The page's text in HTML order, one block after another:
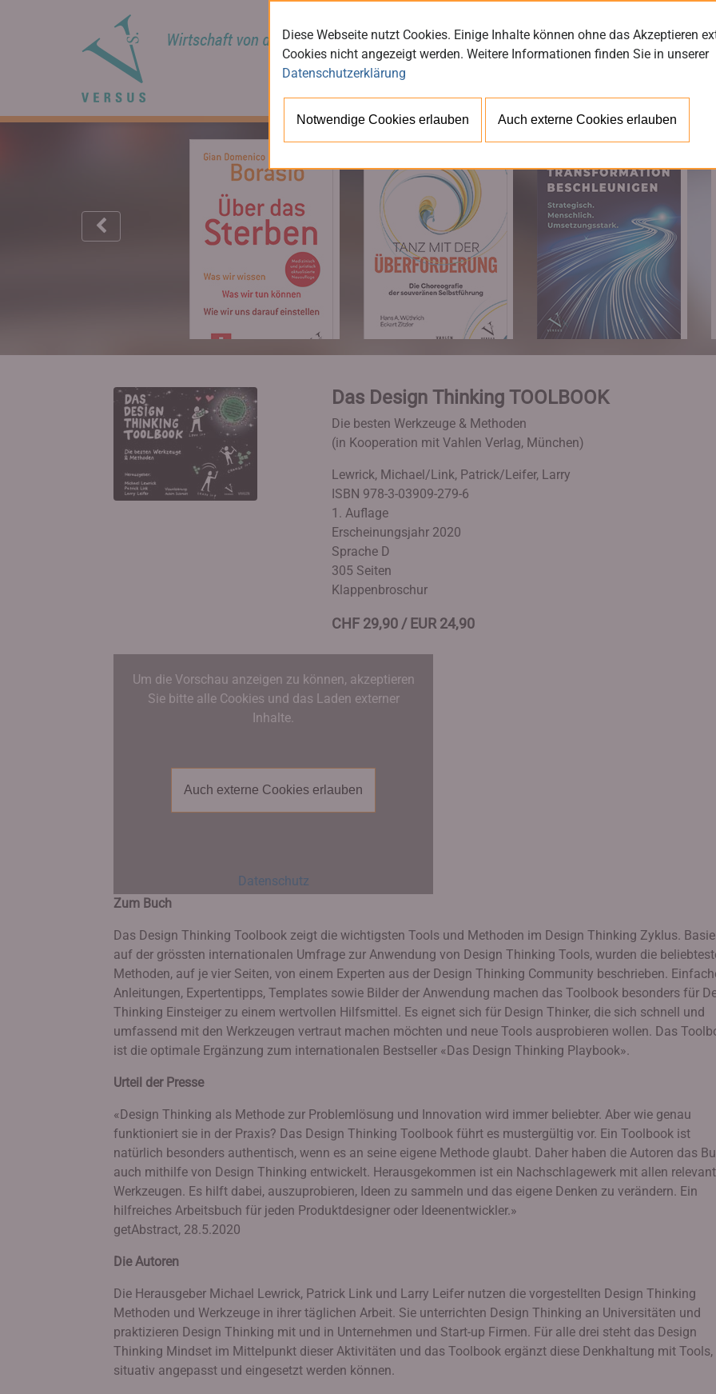
Das Design Thinking TOOLBOOK
Die besten Werkzeuge & Methoden
(in Kooperation mit Vahlen Verlag, München)
Lewrick, Michael/Link, Patrick/Leifer, Larry
ISBN 978-3-03909-279-6
1. Auflage
Erscheinungsjahr 2020
Sprache D
305 Seiten
Klappenbroschur
CHF 29,90 / EUR 24,90
Um die Vorschau anzeigen zu können, akzeptieren
Sie bitte alle Cookies und das Laden externer
Inhalte.
Auch externe Cookies erlauben
Datenschutz
Zum Buch
Das Design Thinking Toolbook zeigt die wichtigsten Tools und Methoden im Design Thinking Zyklus.
auf der grössten internationalen Umfrage zur Anwendung von Design Thinking Tools, wurden die
Methoden, auf je vier Seiten, von einem Experten aus der Design Thinking Community beschrieben.
Anleitungen, Expertentipps, Templates sowie Bilder der Anwendung machen das Toolbook besonders für
Thinking Einsteiger zu einem wertvollen Hilfsmittel. Es eignet sich für Design Thinker, die sich schnell und
umfassend mit den Werkzeugen vertraut machen möchten und neue Tools ausprobieren wollen. Das
ist die optimale Ergänzung zum internationalen Bestseller «Das Design Thinking Playbook».
Urteil der Presse
«Design Thinking als Methode zur Problemlösung und Innovation wird immer beliebter. Aber wie genau
funktioniert sie in der Praxis? Das Design Thinking Toolbook führt es mustergültig vor. Ein Toolbook ist
natürlich besonders authentisch, wenn es an seine eigene Methode glaubt. Daher haben die Autoren das
auch mithilfe von Design Thinking entwickelt. Herausgekommen ist ein Nachschlagewerk mit allen
Werkzeugen. Es hilft dabei, auszuprobieren, Ideen zu sammeln und das eigene Denken zu verändern. Ein
hilfreiches Arbeitsbuch für jeden Produktdesigner oder Ideenentwickler.»
getAbstract, 28.5.2020
Die Autoren
Die Herausgeber Michael Lewrick, Patrick Link und Larry Leifer nutzen die vorgestellten Design Thinking
Methoden und Werkzeuge in ihrer täglichen Arbeit. Sie unterrichten Design Thinking an Universitäten und
praktizieren Design Thinking mit und in Unternehmen und Start-up Firmen. Für alle drei steht das Design
Thinking Mindset im Mittelpunkt dieser Aktivitäten und das Toolbook ergänzt diese Denkhaltung mit Tools,
situativ angepasst und eingesetzt werden können.
Diese Webseite nutzt Cookies. Einige Inhalte können ohne das Akzeptieren
Cookies nicht angezeigt werden. Weitere Informationen finden Sie in unserer
Datenschutzerklärung
Notwendige Cookies erlauben Auch externe Cookies erlauben